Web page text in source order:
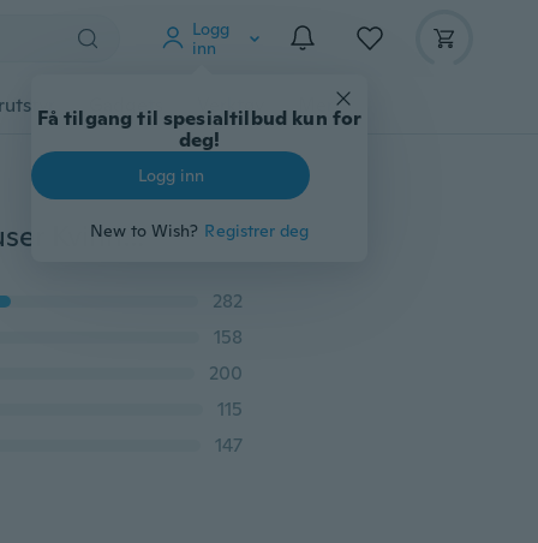
Logg
inn
Få tilgang til spesialtilbud kun for
deg!
Logg inn
New to Wish? Registrer deg
Gadgets Verktøy
Mote Høst V-hals Langermet Glidelås Sexy Chiffonbluser Kvinner arbeidstøy Blusas Femininas Topper 6 Farge Ensfarget
282
158
200
115
147